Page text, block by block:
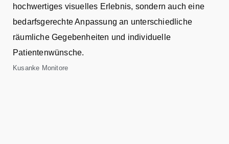
hochwertiges visuelles Erlebnis, sondern auch eine
bedarfsgerechte Anpassung an unterschiedliche
räumliche Gegebenheiten und individuelle
Patientenwünsche.
Kusanke Monitore